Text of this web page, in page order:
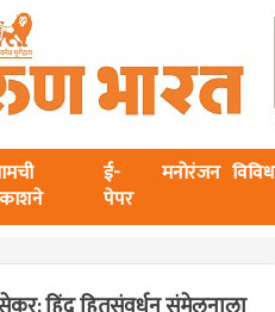
ई-
पेपर
मनोरंजन विविध